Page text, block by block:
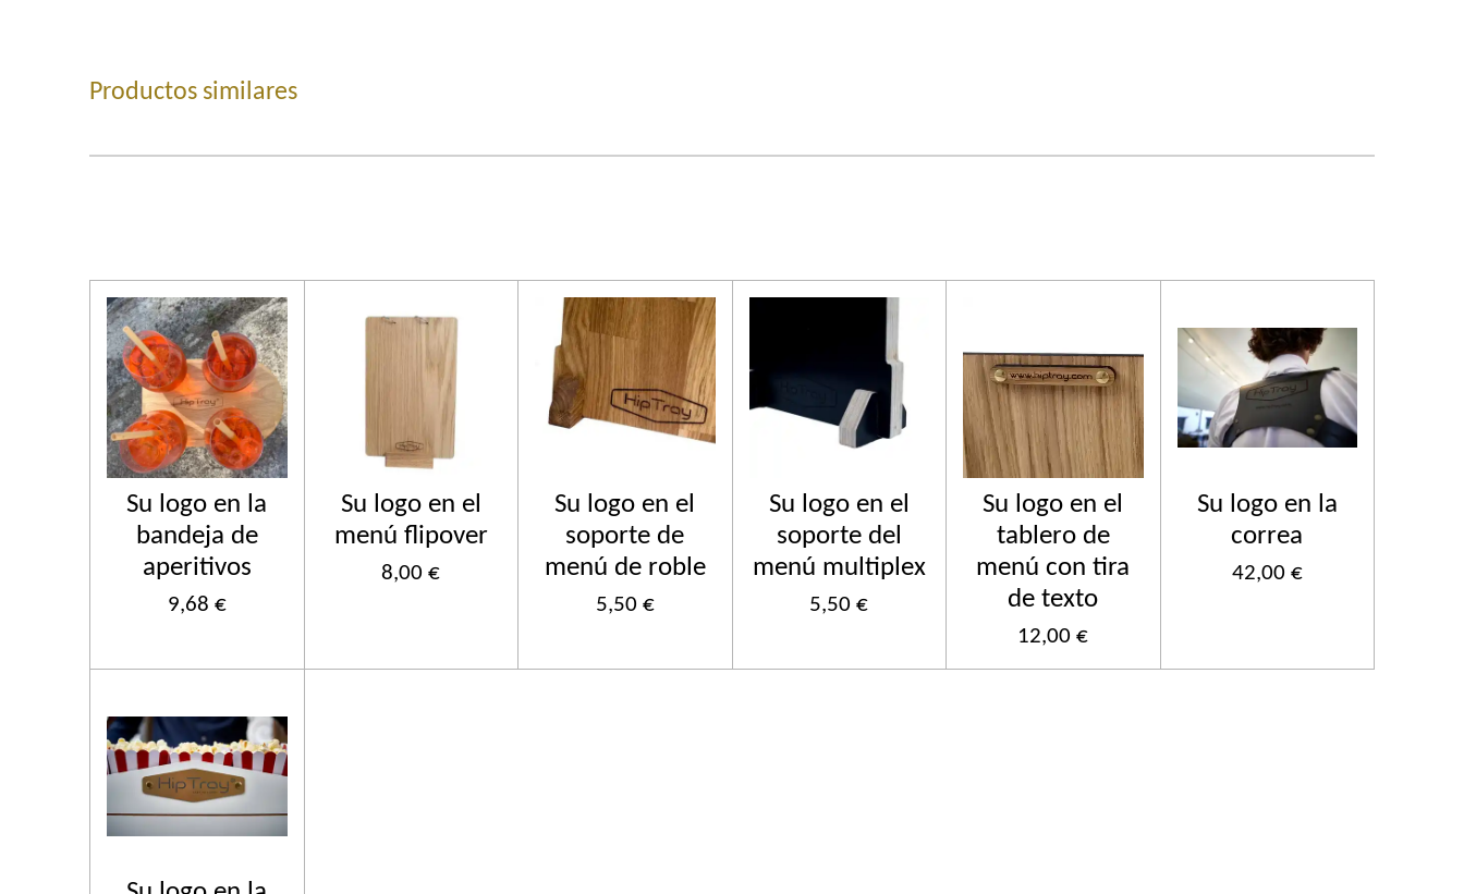
Productos similares
Su logo en la
bandeja de
aperitivos
9,68 €
Su logo en el
menú flipover
8,00 €
Su logo en el
soporte de
menú de roble
5,50 €
Su logo en el
soporte del
menú multiplex
5,50 €
Su logo en el
tablero de
menú con tira
de texto
12,00 €
Su logo en la
correa
42,00 €